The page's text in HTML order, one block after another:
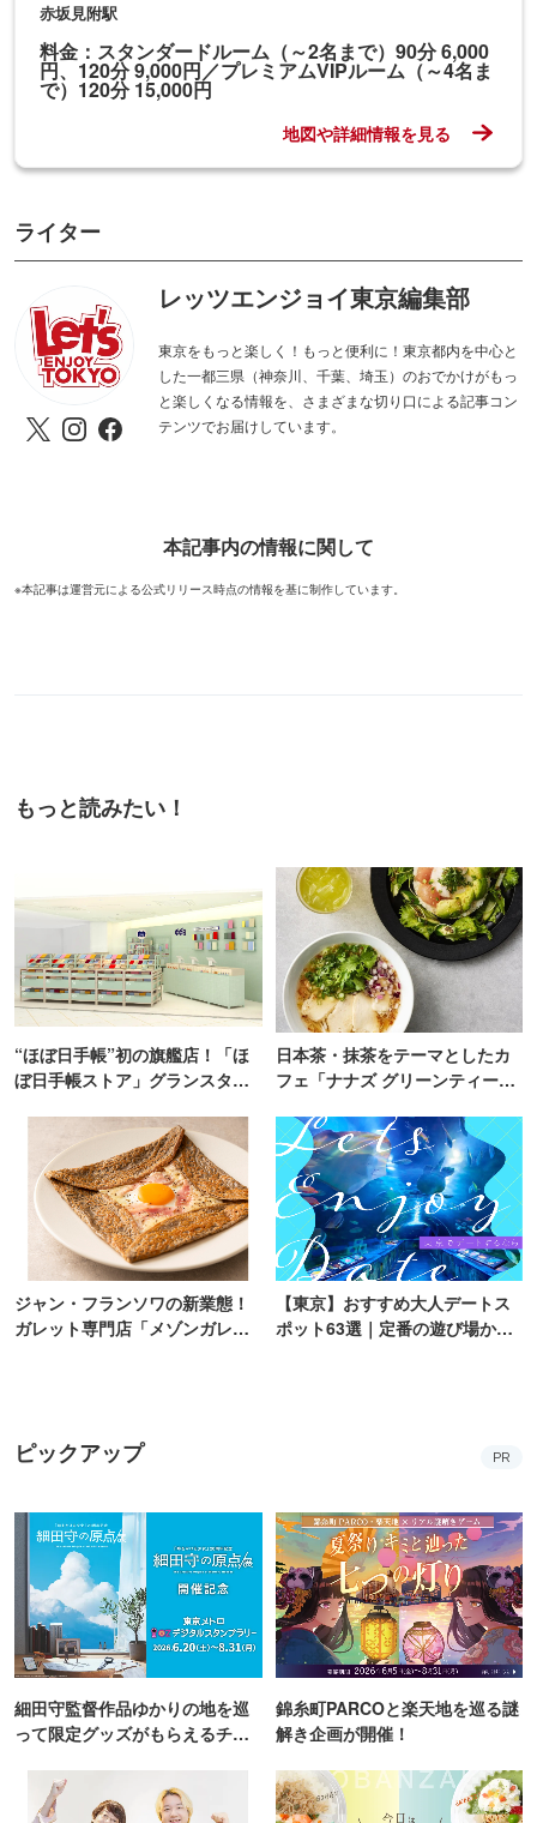
赤坂見附駅
料金：スタンダードルーム（～2名まで）90分 6,000
円、120分 9,000円／プレミアムVIPルーム（～4名ま
で）120分 15,000円
地図や詳細情報を見る
ライター
レッツエンジョイ東京編集部
東京をもっと楽しく！もっと便利に！東京都内を中心と
した一都三県（神奈川、千葉、埼玉）のおでかけがもっ
と楽しくなる情報を、さまざまな切り口による記事コン
テンツでお届けしています。
本記事内の情報に関して
※本記事は運営元による公式リリース時点の情報を基に制作しています。
もっと読みたい！
“ほぼ日手帳”初の旗艦店！「ほ
ぼ日手帳ストア」グランスタ東
日本茶・抹茶をテーマとしたカ
フェ「ナナズ グリーンティー」
ジャン・フランソワの新業態！
ガレット専門店「メゾンガレッ
【東京】おすすめ大人デートス
ポット63選｜定番の遊び場から
ピックアップ PR
細田守監督作品ゆかりの地を巡
って限定グッズがもらえるチャ
錦糸町PARCOと楽天地を巡る謎
解き企画が開催！